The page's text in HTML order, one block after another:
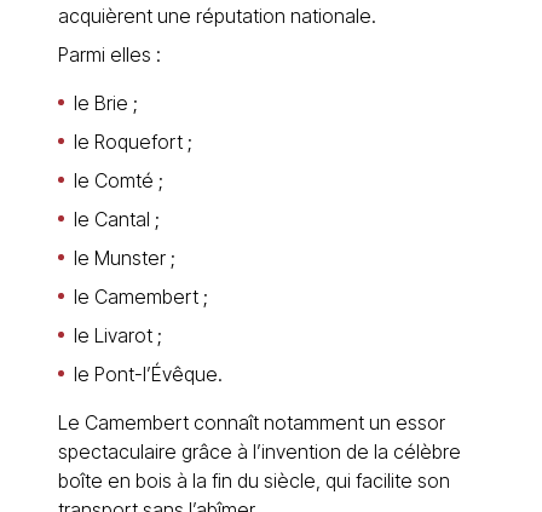
acquièrent une réputation nationale.
Parmi elles :
le Brie ;
le Roquefort ;
le Comté ;
le Cantal ;
le Munster ;
le Camembert ;
le Livarot ;
le Pont-l’Évêque.
Le Camembert connaît notamment un essor
spectaculaire grâce à l’invention de la célèbre
boîte en bois à la fin du siècle, qui facilite son